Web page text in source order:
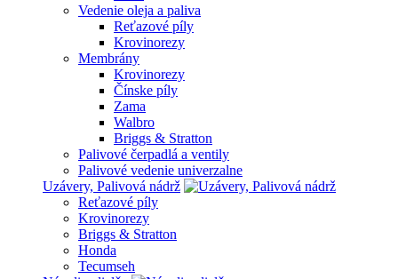
Vedenie oleja a paliva
Reťazové píly
Krovinorezy
Membrány
Krovinorezy
Čínske píly
Zama
Walbro
Briggs & Stratton
Palivové čerpadlá a ventily
Palivové vedenie univerzalne
Uzávery, Palivová nádrž
Reťazové píly
Krovinorezy
Briggs & Stratton
Honda
Tecumseh